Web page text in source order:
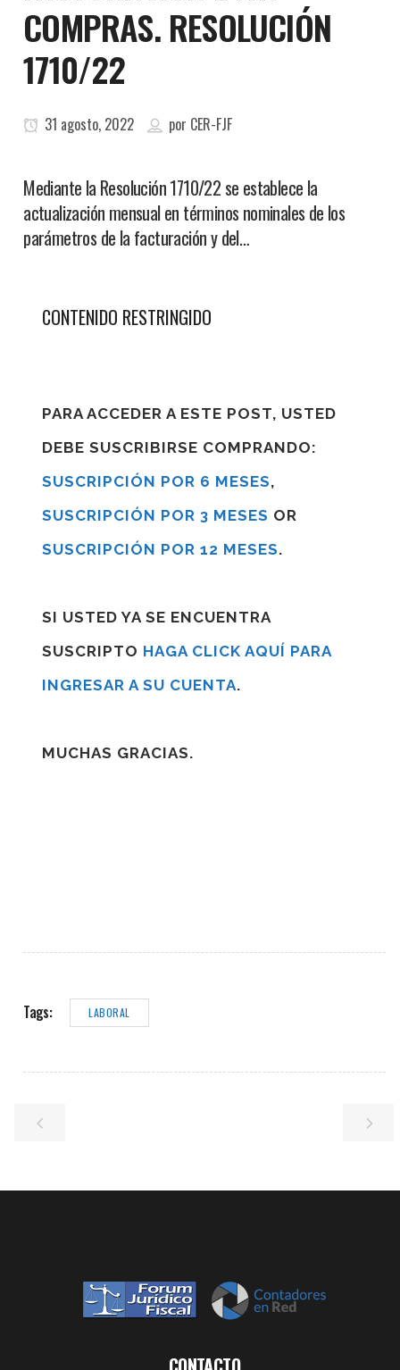
COMPRAS. RESOLUCIÓN
1710/22
31 agosto, 2022 por CER-FJF
Mediante la Resolución 1710/22 se establece la
actualización mensual en términos nominales de los
parámetros de la facturación y del…
CONTENIDO RESTRINGIDO
PARA ACCEDER A ESTE POST, USTED
DEBE SUSCRIBIRSE COMPRANDO:
SUSCRIPCIÓN POR 6 MESES,
SUSCRIPCIÓN POR 3 MESES OR
SUSCRIPCIÓN POR 12 MESES.
SI USTED YA SE ENCUENTRA
SUSCRIPTO HAGA CLICK AQUÍ PARA
INGRESAR A SU CUENTA.
MUCHAS GRACIAS.
Tags: LABORAL